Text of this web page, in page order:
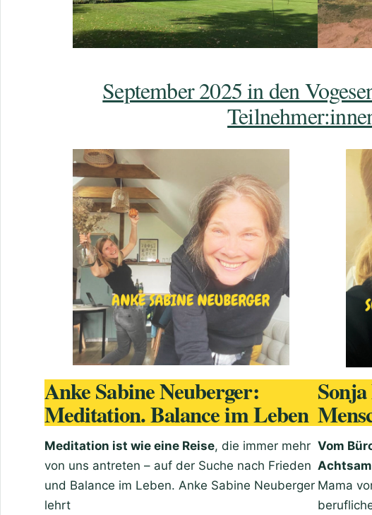
September 2025 in den
Anke Sabine Neuberger:
Meditation. Balance im Leben
Meditation ist wie eine Reise, die immer mehr
von uns antreten – auf der Suche nach Frieden
und Balance im Leben. Anke Sabine Neuberger
lehrt
Vom
Mama